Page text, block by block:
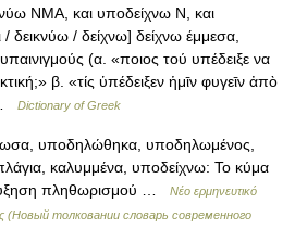
ΝΜΑ, και υποδείχνω Ν, και
/ δεικνύω / δείχνω] δείχνω έμμεσα,
(α. «ποιος τού υπέδειξε να
β. «τίς ὑπέδειξεν ἡμῑν φυγεῑν ἀπὸ
Dictionary of Greek
υποδηλώθηκα, υποδηλωμένος,
καλυμμένα, υποδείχνω: Το κύμα
πληθωρισμού …
Νέο ερμηνευτικό
(Новый толковании словарь современного